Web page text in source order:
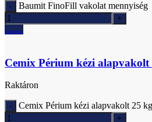
Baumit FinoFill vakolat mennyiség
Ajánlatkérés
Cemix Périum kézi alapvakolt
Raktáron
Cemix Périum kézi alapvakolt 25